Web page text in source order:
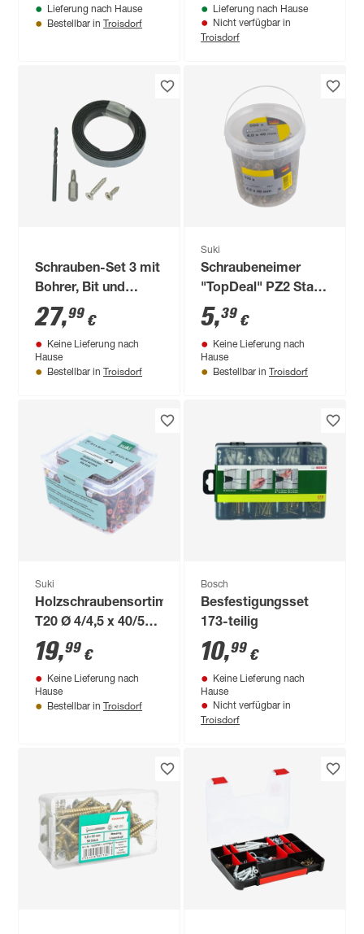
Lieferung nach Hause
Bestellbar in Troisdorf
Lieferung nach Hause
Nicht verfügbar in
Troisdorf
Schrauben-Set 3 mit
Bohrer, Bit und
Ausgleichsband 3,9
x 13/22 je 20 Stück
27,99 €
Keine Lieferung nach
Hause
Bestellbar in Troisdorf
Suki
Schraubeneimer
"TopDeal" PZ2 Stahl
verzinkt 4,0 x 40 mm
500 Stück
5,39 €
Keine Lieferung nach
Hause
Bestellbar in Troisdorf
Suki
Holzschraubensortiment
T20 Ø 4/4,5 x 40/50
mm 450-teilig
19,99 €
Keine Lieferung nach
Hause
Bestellbar in Troisdorf
Bosch
Besfestigungsset
173-teilig
10,99 €
Keine Lieferung nach
Hause
Nicht verfügbar in
Troisdorf